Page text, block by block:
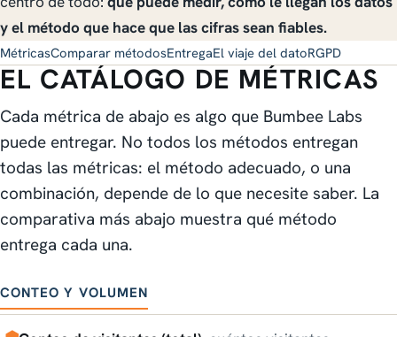
y el método que hace que las cifras sean fiables.
MétricasComparar métodosEntregaEl viaje del datoRGPD
EL CATÁLOGO DE MÉTRICAS
Cada métrica de abajo es algo que Bumbee Labs
puede entregar. No todos los métodos entregan
todas las métricas: el método adecuado, o una
combinación, depende de lo que necesite saber. La
comparativa más abajo muestra qué método
entrega cada una.
CONTEO Y VOLUMEN